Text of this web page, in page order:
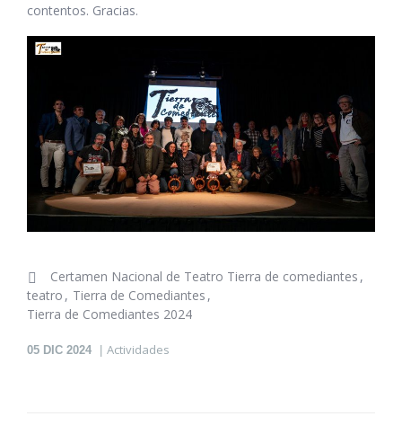
contentos. Gracias.
Certamen Nacional de Teatro Tierra de comediantes
teatro
Tierra de Comediantes
Tierra de Comediantes 2024
05 DIC 2024 Actividades